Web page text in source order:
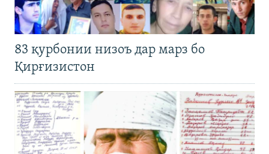
83 қурбонии низоъ дар марз бо
Қирғизистон